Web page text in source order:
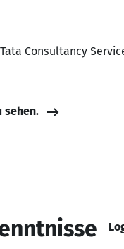
Consultancy
sehen.